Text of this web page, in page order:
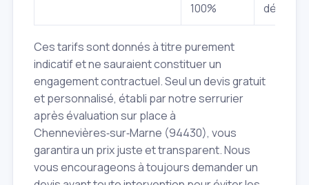
100%
Ces tarifs sont donnés à titre purement
indicatif et ne sauraient constituer un
engagement contractuel. Seul un devis gratuit
et personnalisé, établi par notre serrurier
après évaluation sur place à
Chennevières‑sur‑Marne (94430), vous
garantira un prix juste et transparent. Nous
vous encourageons à toujours demander un